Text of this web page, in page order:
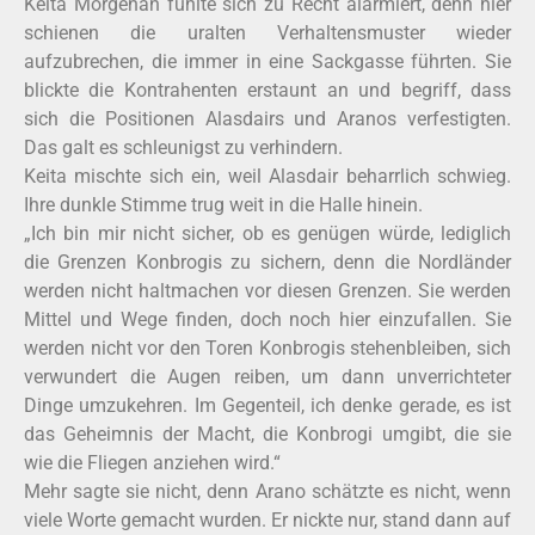
schienen die uralten Verhaltensmuster wieder
aufzubrechen, die immer in eine Sackgasse führten. Sie
blickte die Kontrahenten erstaunt an und begriff, dass
sich die Positionen Alasdairs und Aranos verfestigten.
Das galt es schleunigst zu verhindern.
Keita mischte sich ein, weil Alasdair beharrlich schwieg.
Ihre dunkle Stimme trug weit in die Halle hinein.
„Ich bin mir nicht sicher, ob es genügen würde, lediglich
die Grenzen Konbrogis zu sichern, denn die Nordländer
werden nicht haltmachen vor diesen Grenzen. Sie werden
Mittel und Wege finden, doch noch hier einzufallen. Sie
werden nicht vor den Toren Konbrogis stehenbleiben, sich
verwundert die Augen reiben, um dann unverrichteter
Dinge umzukehren. Im Gegenteil, ich denke gerade, es ist
das Geheimnis der Macht, die Konbrogi umgibt, die sie
wie die Fliegen anziehen wird.“
Mehr sagte sie nicht, denn Arano schätzte es nicht, wenn
viele Worte gemacht wurden. Er nickte nur, stand dann auf